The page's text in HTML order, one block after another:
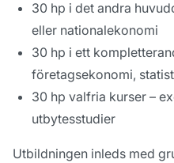
30 hp i det andra
eller nationalekonomi
30 hp i ett
företagsekonomi,
30 hp valfria kurser –
utbytesstudier
Utbildningen inleds med